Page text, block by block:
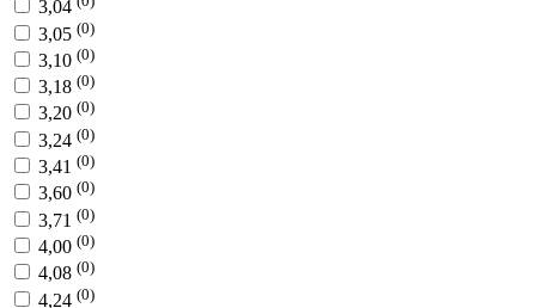
3,04
3,05 (0)
3,10 (0)
3,18 (0)
3,20 (0)
3,24 (0)
3,41 (0)
3,60 (0)
3,71 (0)
4,00 (0)
4,08 (0)
4,24 (0)